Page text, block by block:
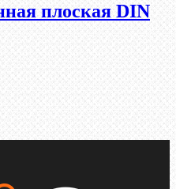
плоская DIN